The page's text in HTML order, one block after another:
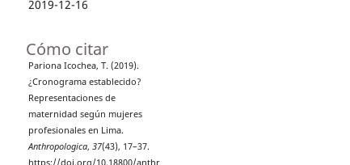
2019-12-16
Cómo citar
Pariona Icochea, T. (2019).
¿Cronograma establecido?
Representaciones de
maternidad según mujeres
profesionales en Lima.
Anthropologica, 37(43), 17–37.
https://doi.org/10.18800/anthr